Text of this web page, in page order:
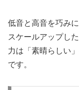
低音と高音を巧み
スケールアップし
力は「素晴らしい
です。